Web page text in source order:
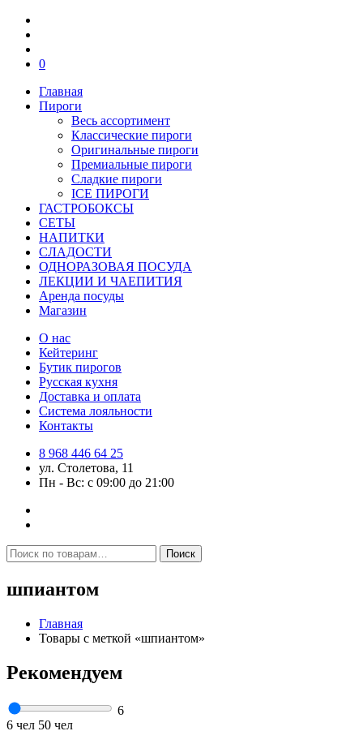
0
Главная
Пироги
Весь ассортимент
Классические пироги
Оригинальные пироги
Премиальные пироги
Сладкие пироги
ICE ПИРОГИ
ГАСТРОБОКСЫ
СЕТЫ
НАПИТКИ
СЛАДОСТИ
ОДНОРАЗОВАЯ ПОСУДА
ЛЕКЦИИ И ЧАЕПИТИЯ
Аренда посуды
Магазин
О нас
Кейтеринг
Бутик пирогов
Русская кухня
Доставка и оплата
Система лояльности
Контакты
8 968 446 64 25
ул. Столетова, 11
Пн - Вс: с 09:00 до 21:00
Искать: Поиск
шпиантом
Главная
Товары с меткой «шпиантом»
Рекомендуем
6
6 чел 50 чел